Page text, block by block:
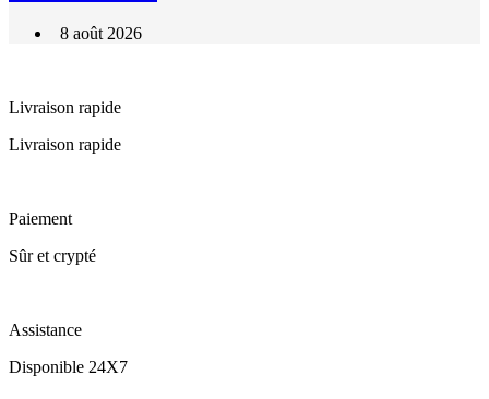
8 août 2026
Livraison rapide
Livraison rapide
Paiement
Sûr et crypté
Assistance
Disponible 24X7